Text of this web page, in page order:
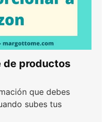
de productos
que debes
subes tus